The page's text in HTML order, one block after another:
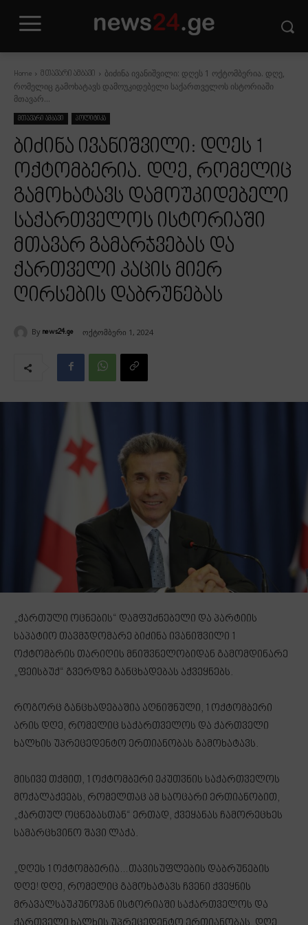
Home მთავარი ამბავი
ბიძინა ივანიშვილი: დღეს 1 ოქტომბერია. დღე,
რომელიც გამოხატავს დამოუკიდებელი საქართველოს ისტორიაში
მთავარ...
მთავარი ამბავი პოლიტიკა
ბიძინა ივანიშვილი: დღეს 1
ოქტომბერია. დღე, რომელიც
გამოხატავს დამოუკიდებელი
საქართველოს ისტორიაში
მთავარ გამარჯვებას და
ქართველი კაცის მიერ
ღირსების დაბრუნებას
By news24.ge ოქტომბერი 1, 2024
„ქართული ოცნების“ დამფუძნებელი და პარტიის
საპატიო თავმჯდომარე ბიძინა ივანიშვილი 1
ოქტომბრის თარიღის მნიშვნელობიდან გამომდინარე
„ფეისბუქ“ გვერდზე განცხადებას აქვეყნებს.
როგორც განცხადებაშია აღნიშნული, 1 ოქტომბერი
არის დღე, რომელიც საქართველოს და ქართველი
ხალხის უპრეცედენტო ერთიანობას გამოხატავს.
მისივე თქმით, 1 ოქტომბერი ეკუთვნის საქართველოს
მოქალაქეებს, რომელთაც ამ საოცარი ერთიანობით,
„ქართულ ოცნებასთან“ ერთად, ქვეყანას ჩამორეცხეს
სამარცხვინო შავი ლაქა.
„დღეს 1 ოქტომბერია…თავისუფლების დაბრუნების
დღე! დღე, რომელიც გამოხატავს ჩვენი ქვეყნის
მრავალსაუკუნოვან ისტორიაში საქართველოს და